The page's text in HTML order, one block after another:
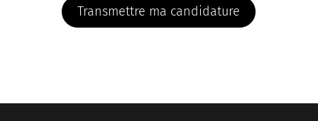
Transmettre ma candidature